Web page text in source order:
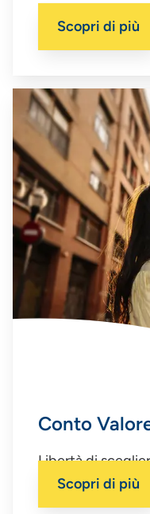
Dal 1936 siamo
Scopri di più
Conto
Libertà di
conto per le
Scopri di più